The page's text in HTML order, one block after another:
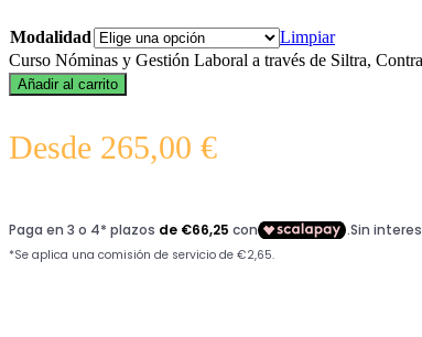
Modalidad
Limpiar
Curso Nóminas y Gestión Laboral a través de Siltra,
Añadir al carrito
Desde 265,00 €